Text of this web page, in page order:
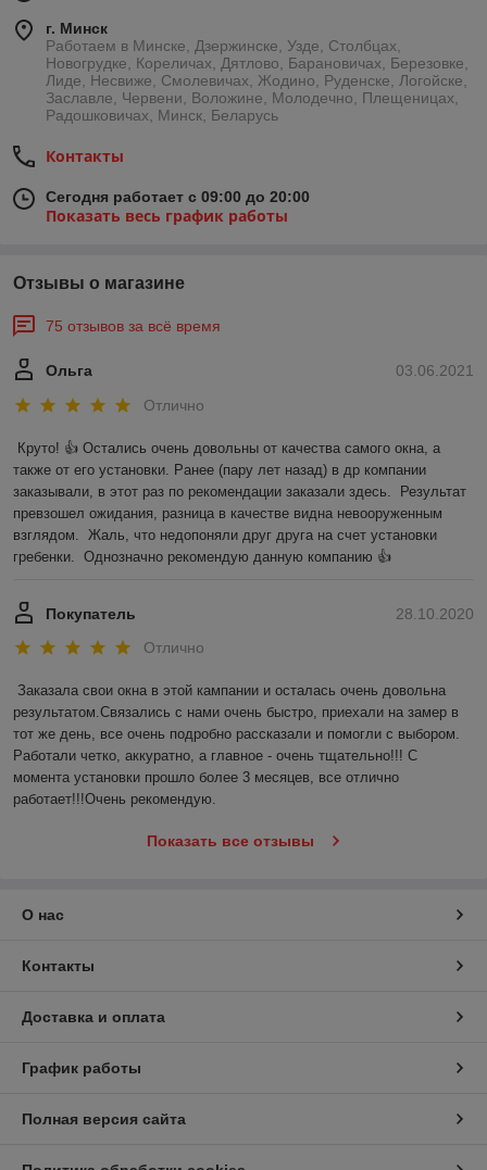
г. Минск
Работаем в Минске, Дзержинске, Узде, Столбцах,
Новогрудке, Кореличах, Дятлово, Барановичах, Березовке,
Лиде, Несвиже, Смолевичах, Жодино, Руденске, Логойске,
Заславле, Червени, Воложине, Молодечно, Плещеницах,
Радошковичах, Минск, Беларусь
Контакты
Сегодня работает с 09:00 до 20:00
Показать весь график работы
Отзывы о магазине
75 отзывов за всё время
03.06.2021
Ольга
Отлично
Круто! 👍 Остались очень довольны от качества самого окна, а
также от его установки. Ранее (пару лет назад) в др компании
заказывали, в этот раз по рекомендации заказали здесь.  Результат
превзошел ожидания, разница в качестве видна невооруженным
взглядом.  Жаль, что недопоняли друг друга на счет установки
гребенки.  Однозначно рекомендую данную компанию 👍
28.10.2020
Покупатель
Отлично
Заказала свои окна в этой кампании и осталась очень довольна
результатом.Связались с нами очень быстро, приехали на замер в
тот же день, все очень подробно рассказали и помогли с выбором.
Работали четко, аккуратно, а главное - очень тщательно!!! С
момента установки прошло более 3 месяцев, все отлично
работает!!!Очень рекомендую.
Показать все отзывы
О нас
Контакты
Доставка и оплата
График работы
Полная версия сайта